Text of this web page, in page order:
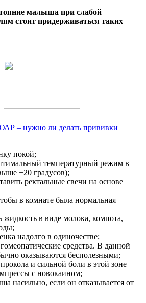
малыша при слабой
стоит придерживаться таких
– нужно ли делать прививки
покой;
температурный режим в
+20 градусов);
ректальные свечи на основе
в комнате была нормальная
жидкость в виде молока, компота,
надолго в одиночестве;
средства. В данной
оказываются бесполезными;
и сильной боли в этой зоне
с новокаином;
насильно, если он отказывается от